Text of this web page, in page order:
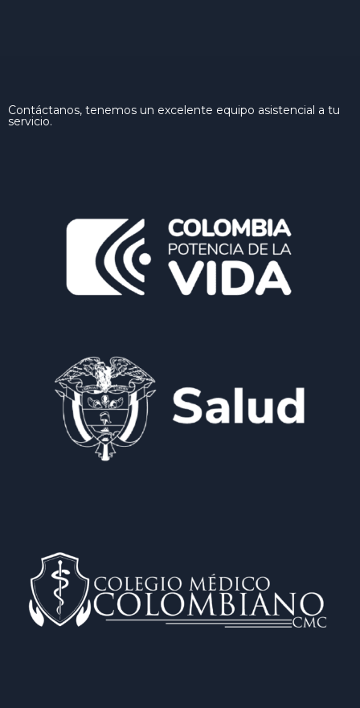
Contáctanos, tenemos un excelente equipo asistencial a tu
servicio.